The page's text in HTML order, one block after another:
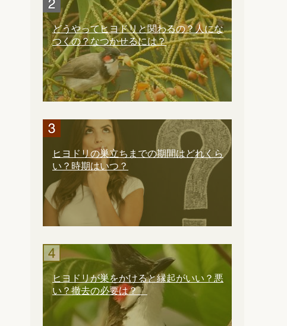
どうやってヒヨドリと関わるの？人にな
つくの？なつかせるには？
ヒヨドリの巣立ちまでの期間はどれくら
い？時期はいつ？
ヒヨドリが巣をかけると縁起がいい？悪
い？撤去の必要は？